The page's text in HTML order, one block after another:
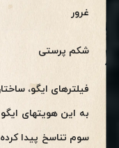
غرور
شکم پرستی
فیلترهای ایگو،
به این هویتهای
سوم تناسخ پیدا